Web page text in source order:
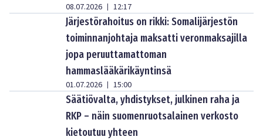
08.07.2026 | 12:17
Järjestörahoitus on rikki: Somalijärjestön
toiminnanjohtaja maksatti veronmaksajilla
jopa peruuttamattoman
hammaslääkärikäyntinsä
01.07.2026 | 15:00
Säätiövalta, yhdistykset, julkinen raha ja
RKP – näin suomenruotsalainen verkosto
kietoutuu yhteen